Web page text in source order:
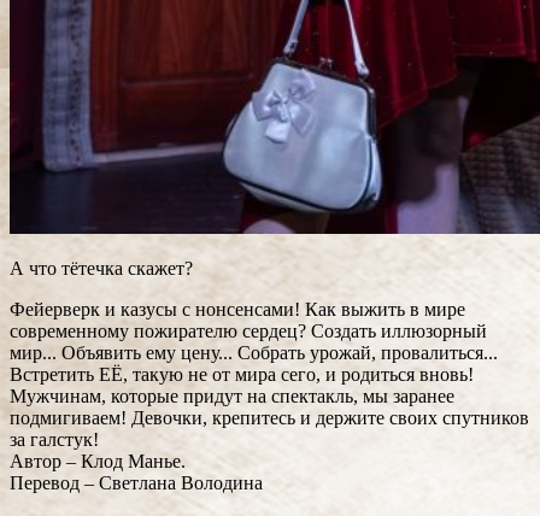
А что тётечка скажет?
Фейерверк и казусы с нонсенсами! Как выжить в мире
современному пожирателю сердец? Создать иллюзорный
мир... Объявить ему цену... Собрать урожай, провалиться...
Встретить ЕЁ, такую не от мира сего, и родиться вновь!
Мужчинам, которые придут на спектакль, мы заранее
подмигиваем! Девочки, крепитесь и держите своих спутников
за галстук!
Автор – Клод Манье.
Перевод – Светлана Володина